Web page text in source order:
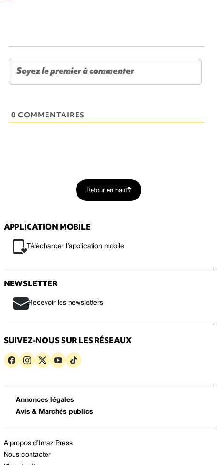
0 COMMENTAIRES
Retour en haut
APPLICATION MOBILE
Télécharger l’application mobile
NEWSLETTER
Recevoir les newsletters
SUIVEZ-NOUS SUR LES RÉSEAUX
Annonces légales
Avis & Marchés publics
A propos d’Imaz Press
Nous contacter